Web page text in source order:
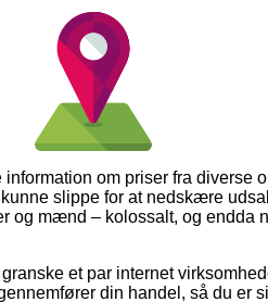
om priser fra diverse
slippe for at nedskære
og mænd – kolossalt, og endda
et par internet
din handel, så du er